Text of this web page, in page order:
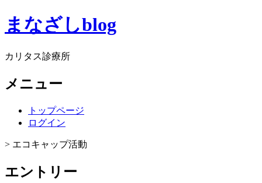
まなざしblog
カリタス診療所
メニュー
トップページ
ログイン
> エコキャップ活動
エントリー